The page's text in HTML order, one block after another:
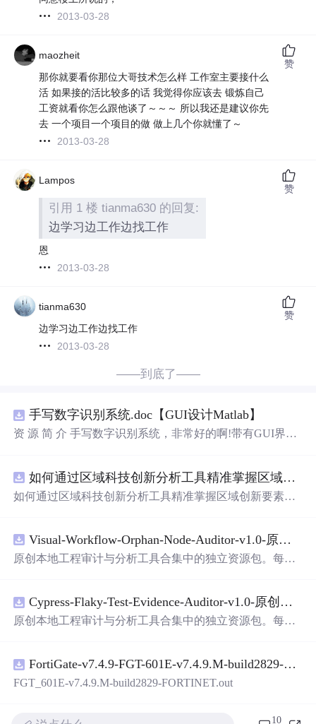
2013-03-28
maozheit
那你就要看你那位大哥技术怎么样 工作室主要接什么
活 如果接的活比较多的话 我觉得你应该去 锻炼自己
工资就看你怎么跟他谈了～～～ 所以我还是建议你先
去 一个项目一个项目的做 做上几个你就懂了～
2013-03-28
赞
Lampos
引用 1 楼 tianma630 的回复:
边学习边工作边找工作
恩
2013-03-28
赞
tianma630
边学习边工作边找工作
2013-03-28
赞
——到底了——
手写数字识别系统.doc【GUI设计Matlab】
资 源 简 介 手写数字识别系统，非常好的啊!带有GUI界
带有直观的图形用户界面（GUI），非常容易使用。你只
需要将手写数字输入系统，它将立即给出准确的识别结
是一个非常方便和实用的工具，你一定会喜欢它的！
如何通过区域科技创新分析工具精准掌握区域创新要素分布与产业链融合现状？.docx
如何通过区域科技创新分析工具精准掌握区域创新要素分
Visual-Workflow-Orphan-Node-Auditor-v1.0-原创源码与文档.zip
原创本地工程审计与分析工具合集中的独立资源包。每个
README、运行说明、功能清单、MIT License及原创与授
权声明。解压后进入project目录，执行npm test验证算法，
目源码、Logo、官方截图、论文、生产日志或其他受限素
材。适合前端开发、AI应用工程、测试审计和课程实践。
Cypress-Flaky-Test-Evidence-Auditor-v1.0-原创源码与文档.zip
原创本地工程审计与分析工具合集中的独立资源包。每个
README、运行说明、功能清单、MIT License及原创与授
权声明。解压后进入project目录，执行npm test验证算法，
FortiGate-v7.4.9-FGT-601E-v7.4.9.M-build2829-FORTINET.out
FGT_601E-v7.4.9.M-build2829-FORTINET.out
10